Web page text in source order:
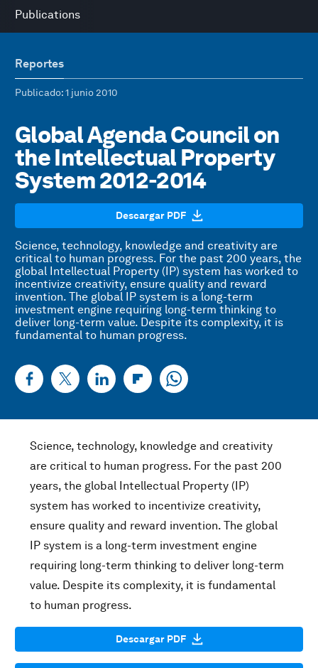
Publications
Reportes
Publicado: 1 junio 2010
Global Agenda Council on
the Intellectual Property
System 2012-2014
Descargar PDF
Science, technology, knowledge and creativity are
critical to human progress. For the past 200 years, the
global Intellectual Property (IP) system has worked to
incentivize creativity, ensure quality and reward
invention. The global IP system is a long-term
investment engine requiring long-term thinking to
deliver long-term value. Despite its complexity, it is
fundamental to human progress.
Science, technology, knowledge and creativity
are critical to human progress. For the past 200
years, the global Intellectual Property (IP)
system has worked to incentivize creativity,
ensure quality and reward invention. The global
IP system is a long-term investment engine
requiring long-term thinking to deliver long-term
value. Despite its complexity, it is fundamental
to human progress.
Descargar PDF